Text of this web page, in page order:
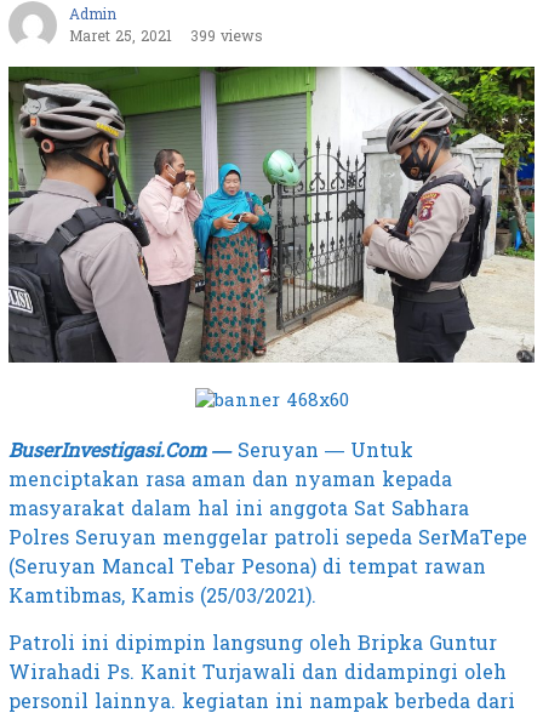
Admin
Maret 25, 2021
399 views
BuserInvestigasi.Com —Seruyan — Untuk
menciptakan rasa aman dan nyaman kepada
masyarakat dalam hal ini anggota Sat Sabhara
Polres Seruyan menggelar patroli sepeda SerMaTepe
(Seruyan Mancal Tebar Pesona) di tempat rawan
Kamtibmas, Kamis (25/03/2021).
Patroli ini dipimpin langsung oleh Bripka Guntur
Wirahadi Ps. Kanit Turjawali dan didampingi oleh
personil lainnya. kegiatan ini nampak berbeda dari